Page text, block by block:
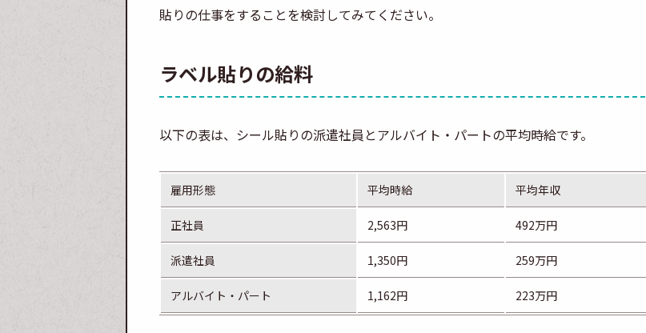
貼りの仕事をすることを検討してみてください。
ラベル貼りの給料
以下の表は、シール貼りの派遣社員とアルバイト・パートの平均時給です。
雇用形態 平均時給 平均年収
正社員 2,563円 492万円
派遣社員 1,350円 259万円
アルバイト・パート 1,162円 223万円